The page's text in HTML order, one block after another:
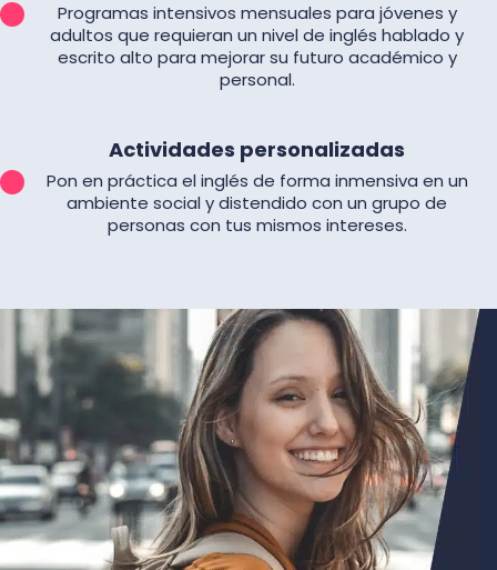
Programas intensivos mensuales para jóvenes y
adultos que requieran un nivel de inglés hablado y
escrito alto para mejorar su futuro académico y
personal.
Actividades personalizadas
Pon en práctica el inglés de forma inmensiva en un
ambiente social y distendido con un grupo de
personas con tus mismos intereses.